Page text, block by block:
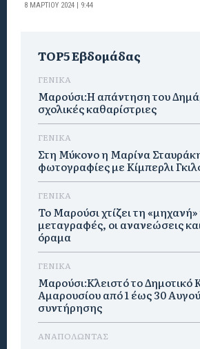
8 ΜΑΡΤΊΟΥ 2024 | 9:44
TOP5 Εβδομάδας
ΓΕΝΙΚΑ
Μαρούσι:Η απάντηση του
σχολικές καθαρίστριες
ΓΕΝΙΚΑ
Στη Μύκονο η Μαρίνα
φωτογραφίες με Κίμπερλι
ΓΕΝΙΚΑ
Το Μαρούσι χτίζει τη
μεταγραφές, οι ανανεώσεις
όραμα
ΓΕΝΙΚΑ
Μαρούσι:Κλειστό το Δημοτικό
Αμαρουσίου από 1 έως 30
συντήρησης
ΑΝΑΠΟΛΩΝΤΑΣ